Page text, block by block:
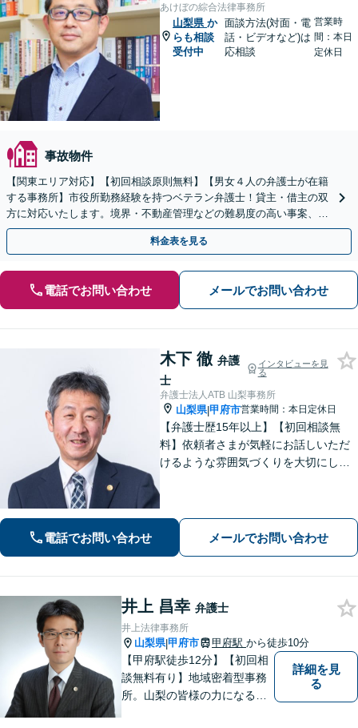
あけぼの綜合法律事務所
山梨県 か
らも相談
受付中
面談方法(対面・電
話・ビデオなど)は
応相談
営業時
間：本日
定休日
事故物件
【関東エリア対応】【初回相談原則無料】【男女４人の弁護士が在籍
する事務所】市役所勤務経験を持つベテラン弁護士！貸主・借主の双
方に対応いたします。境界・不動産管理などの難易度の高い事案、不
動産相続など【弁護士経験15年以上】
料金表を見る
電話でお問い合わせ メールでお問い合わせ
木下 徹 弁護
士
インタビューを見
る
弁護士法人ATB 山梨事務所
山梨県|甲府市営業時間：本日定休日
【弁護士歴15年以上】【初回相談無
料】依頼者さまが気軽にお話しいただ
けるような雰囲気づくりを大切にして
い。【電話・メール・WEB相談可】
電話でお問い合わせ メールでお問い合わせ
井上 昌幸 弁護士
井上法律事務所
山梨県|甲府市 甲府駅 から徒歩10分
【甲府駅徒歩12分】【初回相
談無料有り】地域密着型事務
所。山梨の皆様の力になるべ
詳細を見
る